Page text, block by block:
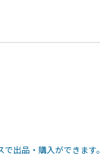
出品・購入ができます。